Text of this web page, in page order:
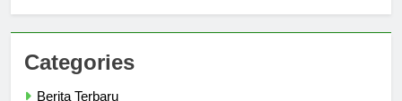
Categories
Berita Terbaru